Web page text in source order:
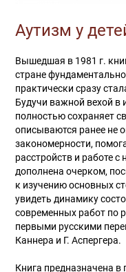
Аутизм у
Вышедшая в 1981 г.
стране
практически сразу
Будучи важной вехой в
полностью сохраняет
описываются ранее не
закономерности,
расстройств и работе
дополнена очерком,
к изучению основных
увидеть динамику
современных работ по
первыми русскими
Каннера и Г. Аспергера.
Книга предназначена в